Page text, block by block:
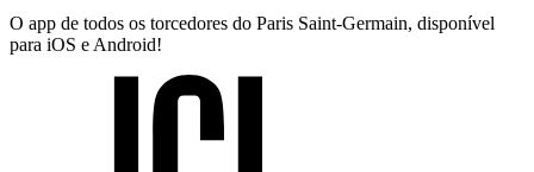
O app de todos os torcedores do Paris Saint-Germain, disponível
para iOS e Android!